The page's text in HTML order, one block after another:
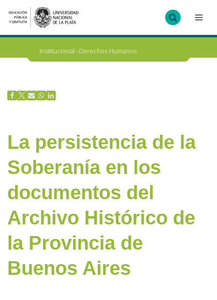
Ir
al
Institucional › Derechos Humanos
La persistencia de la
Soberanía en los
documentos del
Archivo Histórico de
la Provincia de
Buenos Aires